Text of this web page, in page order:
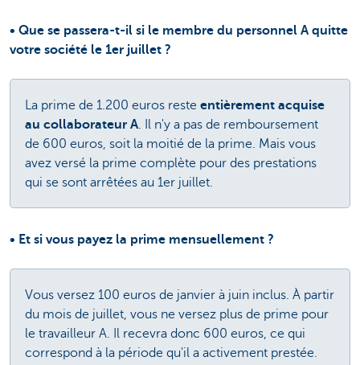
• Que se passera-t-il si le membre du personnel A quitte
votre société le 1er juillet ?
La prime de 1.200 euros reste entièrement acquise
au collaborateur A . Il n'y a pas de remboursement
de 600 euros, soit la moitié de la prime. Mais vous
avez versé la prime complète pour des prestations
qui se sont arrêtées au 1er juillet.
• Et si vous payez la prime mensuellement ?
Vous versez 100 euros de janvier à juin inclus. À partir
du mois de juillet, vous ne versez plus de prime pour
le travailleur A. Il recevra donc 600 euros, ce qui
correspond à la période qu'il a activement prestée.